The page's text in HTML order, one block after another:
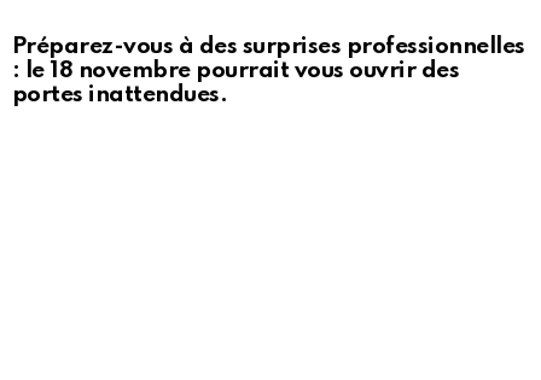
Préparez-vous à des surprises professionnelles
: le 18 novembre pourrait vous ouvrir des
portes inattendues.